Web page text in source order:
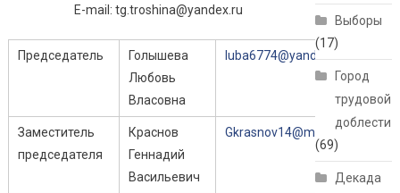
E-mail: tg.troshina@yandex.ru
Председатель
Голышева
Любовь
Власовна
luba6774@yandex.ru
Заместитель
председателя
Краснов
Геннадий
Васильевич
Gkrasnov14@mail.ru
Выборы
(17)
Город
трудовой
доблести
(69)
Декада